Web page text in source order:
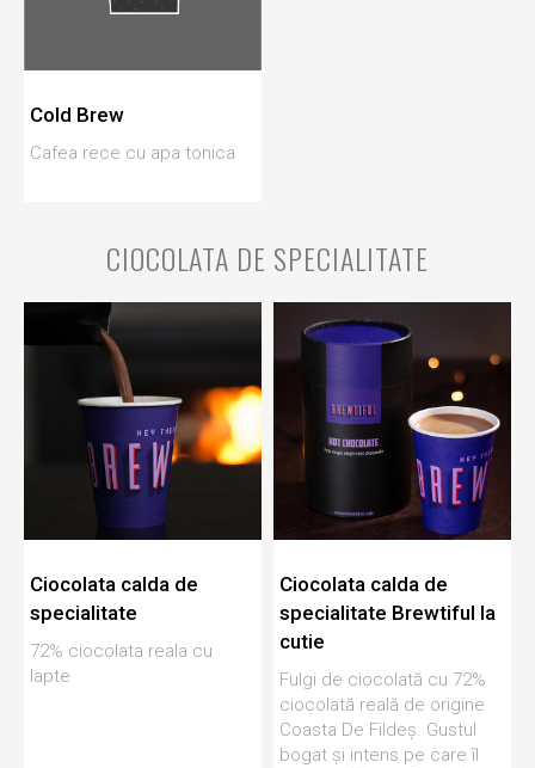
Cold Brew
Cafea rece cu apa tonica
CIOCOLATA DE SPECIALITATE
Ciocolata calda de
specialitate
72% ciocolata reala cu
lapte
Ciocolata calda de
specialitate Brewtiful la
cutie
Fulgi de ciocolată cu 72%
ciocolată reală de origine
Coasta De Fildeș. Gustul
bogat și intens pe care îl